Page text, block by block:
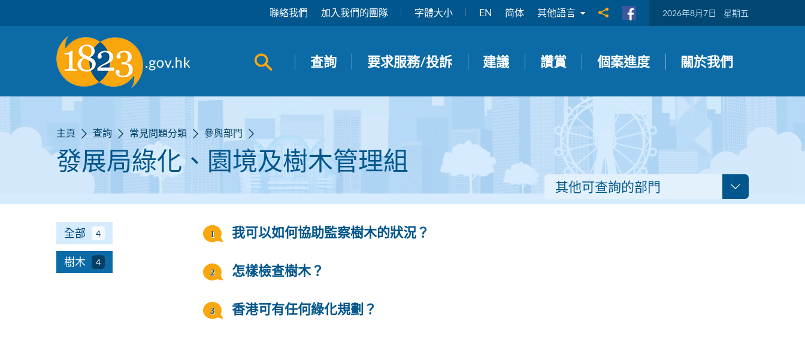
聯絡我們 加入我們的團隊 字體大小 EN 简体 其他語言 分享到 2026年8月7日 星期五
開啟搜尋面板
查詢 要求服務/投訴 建議 讚賞 個案進度 關於我們
主頁 查詢 常見問題分類 參與部門
發展局綠化、園境及樹木管理組
其他可查詢的部門
全部 4
樹木 4
我可以如何協助監察樹木的狀況？
怎樣檢查樹木？
香港可有任何綠化規劃？